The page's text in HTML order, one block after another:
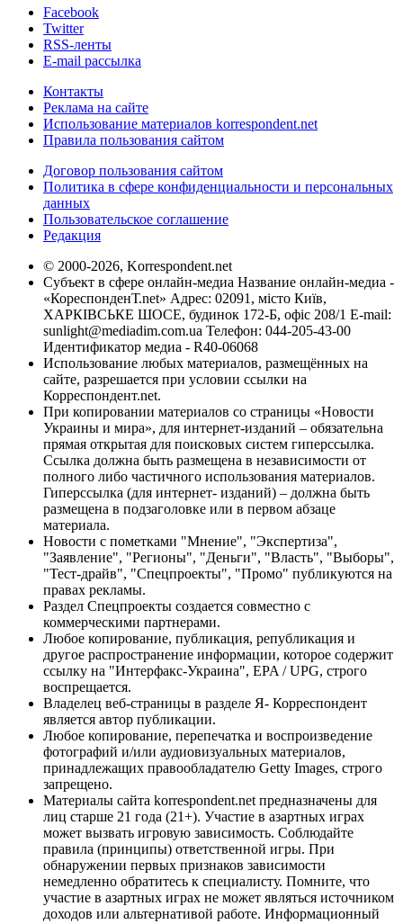
Facebook
Twitter
RSS-ленты
E-mail рассылка
Контакты
Реклама на сайте
Использование материалов korrespondent.net
Правила пользования сайтом
Договор пользования сайтом
Политика в сфере конфиденциальности и персональных
данных
Пользовательское соглашение
Редакция
© 2000-2026, Korrespondent.net
Субъект в сфере онлайн-медиа Название онлайн-медиа -
«КореспонденТ.net» Адрес: 02091, місто Київ,
ХАРКІВСЬКЕ ШОСЕ, будинок 172-Б, офіс 208/1 E-mail:
sunlight@mediadim.com.ua Телефон: 044-205-43-00
Идентификатор медиа - R40-06068
Использование любых материалов, размещённых на
сайте, разрешается при условии ссылки на
Корреспондент.net.
При копировании материалов со страницы «Новости
Украины и мира», для интернет-изданий – обязательна
прямая открытая для поисковых систем гиперссылка.
Ссылка должна быть размещена в независимости от
полного либо частичного использования материалов.
Гиперссылка (для интернет- изданий) – должна быть
размещена в подзаголовке или в первом абзаце
материала.
Новости с пометками "Мнение", "Экспертиза",
"Заявление", "Регионы", "Деньги", "Власть", "Выборы",
"Тест-драйв", "Спецпроекты", "Промо" публикуются на
правах рекламы.
Раздел Спецпроекты создается совместно с
коммерческими партнерами.
Любое копирование, публикация, републикация и
другое распространение информации, которое содержит
ссылку на "Интерфакс-Украина", EPA / UPG, строго
воспрещается.
Владелец веб-страницы в разделе Я- Корреспондент
является автор публикации.
Любое копирование, перепечатка и воспроизведение
фотографий и/или аудиовизуальных материалов,
принадлежащих правообладателю Getty Images, строго
запрещено.
Материалы сайта korrespondent.net предназначены для
лиц старше 21 года (21+). Участие в азартных играх
может вызвать игровую зависимость. Соблюдайте
правила (принципы) ответственной игры. При
обнаружении первых признаков зависимости
немедленно обратитесь к специалисту. Помните, что
участие в азартных играх не может являться источником
доходов или альтернативой работе. Информационный